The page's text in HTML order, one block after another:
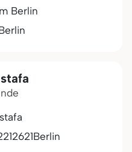
Berlin
12621Berlin